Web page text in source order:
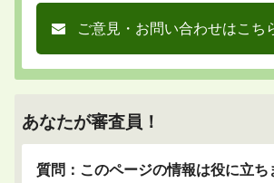
ご意見・お問い合わせはこち
あなたが審査員！
質問：このページの情報は役に立ち